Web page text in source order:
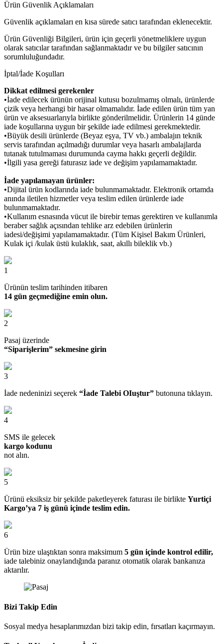
Ürün Güvenlik Açıklamaları
Güvenlik açıklamaları en kısa sürede satıcı tarafından eklenecektir.
Ürün Güvenliği Bilgileri, ürün için geçerli yönetmeliklere uygun
olarak satıcılar tarafından sağlanmaktadır ve bu bilgiler satıcının
sorumluluğundadır.
İptal/İade Koşulları
Dikkat edilmesi gerekenler
•İade edilecek ürünün orijinal kutusu bozulmamış olmalı, ürünlerde
çizik veya herhangi bir hasar olmamalıdır. İade edilen ürün tüm yan
ürün ve aksesuarlarıyla birlikte gönderilmelidir. Ürünlerin 14 günde
iade koşullarına uygun bir şekilde iade edilmesi gerekmektedir.
•Büyük desili ürünlerde (Beyaz eşya, TV vb.) ambalajın teknik
servis tarafından açılmadığı durumlar veya hasarlı ambalajlarda
tutanak tutulmaması durumunda cayma hakkı geçerli değildir.
•İlgili yasa gereği faturasız iade ve değişim yapılamamaktadır.
İade yapılamayan ürünler:
•Dijital ürün kodlarında iade bulunmamaktadır. Elektronik ortamda
anında iletilen hizmetler veya teslim edilen ürünlerde iade
bulunmamaktadır.
•Kullanım esnasında vücut ile birebir temas gerektiren ve kullanımla
beraber sağlık açısından tehlike arz edebilen ürünlerin
iadesi/değişimi yapılamamaktadır. (Tüm Kişisel Bakım Ürünleri,
Kulak içi /kulak üstü kulaklık, saat, akıllı bileklik vb.)
1
Ürünün teslim tarihinden itibaren
14 gün geçmediğine emin olun.
2
Pasaj üzerinde
“Siparişlerim” sekmesine girin
3
İade nedeninizi seçerek “İade Talebi OIuştur” butonuna tıklayın.
4
SMS ile gelecek
kargo kodunu
not alın.
5
Ürünü eksiksiz bir şekilde paketleyerek faturası ile birlikte Yurtiçi
Kargo’ya 7 iş günü içinde teslim edin.
6
Ürün bize ulaştıktan sonra maksimum 5 gün içinde kontrol edilir,
iade talebiniz onaylandığında paranız otomatik olarak bankanıza
aktarılır.
Bizi Takip Edin
Sosyal medya hesaplarımızdan bizi takip edin, fırsatları kaçırmayın.